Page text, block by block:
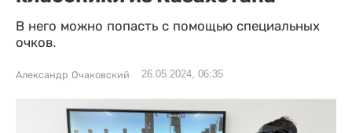
В него можно попасть с помощью специальных
очков.
Александр Очаковский 26.05.2024, 06:35